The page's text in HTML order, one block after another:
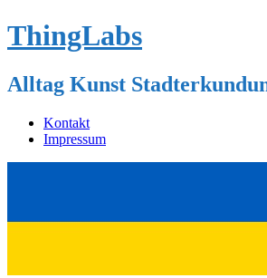
ThingLabs
Alltag Kunst
Kontakt
Impressum